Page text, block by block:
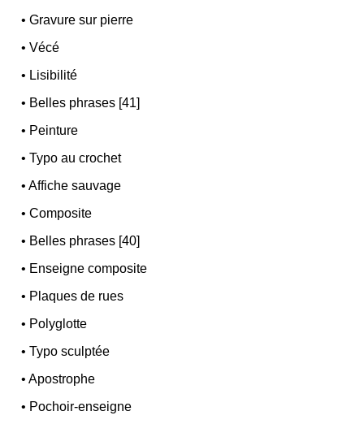
•Gravure sur pierre
•Vécé
• Lisibilité
• Belles phrases [41]
• Peinture
•Typo au crochet
•Affiche sauvage
•Composite
• Belles phrases [40]
• Enseigne composite
• Plaques de rues
• Polyglotte
•Typo sculptée
•Apostrophe
• Pochoir-enseigne